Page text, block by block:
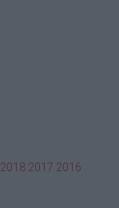
2018 2017 2016